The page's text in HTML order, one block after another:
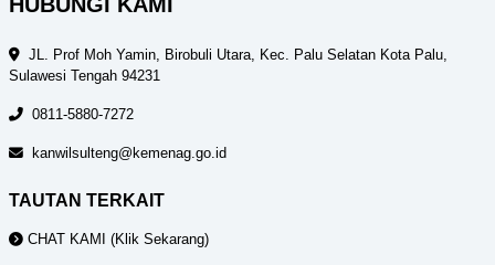
JL. Prof Moh Yamin, Birobuli Utara, Kec. Palu Selatan Kota Palu,
Sulawesi Tengah 94231
0811-5880-7272
kanwilsulteng@kemenag.go.id
TAUTAN TERKAIT
CHAT KAMI (Klik Sekarang)